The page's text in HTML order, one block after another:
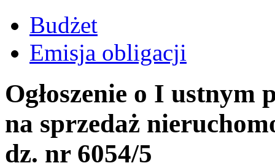
Budżet
Emisja obligacji
Ogłoszenie o I
na sprzedaż
dz. nr 6054/5